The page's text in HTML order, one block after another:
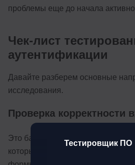
проблемы еще до начала
Чек-лист
аутентификации
Давайте разберем основные
исследования.
Проверка корректности
Это базовый, но критически
который должен выполняться
ПО Тестировщик ПО